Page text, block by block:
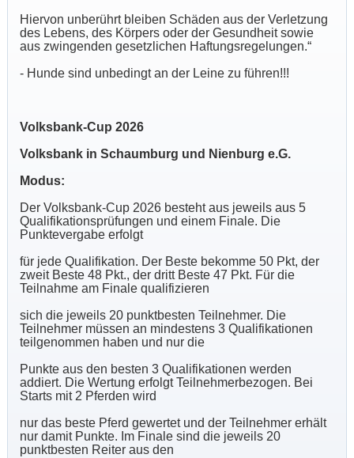
Hiervon unberührt bleiben Schäden aus der Verletzung
des Lebens, des Körpers oder der Gesundheit sowie
aus zwingenden gesetzlichen Haftungsregelungen.“
- Hunde sind unbedingt an der Leine zu führen!!!
Volksbank-Cup 2026
Volksbank in Schaumburg und Nienburg e.G.
Modus:
Der Volksbank-Cup 2026 besteht aus jeweils aus 5
Qualifikationsprüfungen und einem Finale. Die
Punktevergabe erfolgt
für jede Qualifikation. Der Beste bekomme 50 Pkt, der
zweit Beste 48 Pkt., der dritt Beste 47 Pkt. Für die
Teilnahme am Finale qualifizieren
sich die jeweils 20 punktbesten Teilnehmer. Die
Teilnehmer müssen an mindestens 3 Qualifikationen
teilgenommen haben und nur die
Punkte aus den besten 3 Qualifikationen werden
addiert. Die Wertung erfolgt Teilnehmerbezogen. Bei
Starts mit 2 Pferden wird
nur das beste Pferd gewertet und der Teilnehmer erhält
nur damit Punkte. Im Finale sind die jeweils 20
punktbesten Reiter aus den